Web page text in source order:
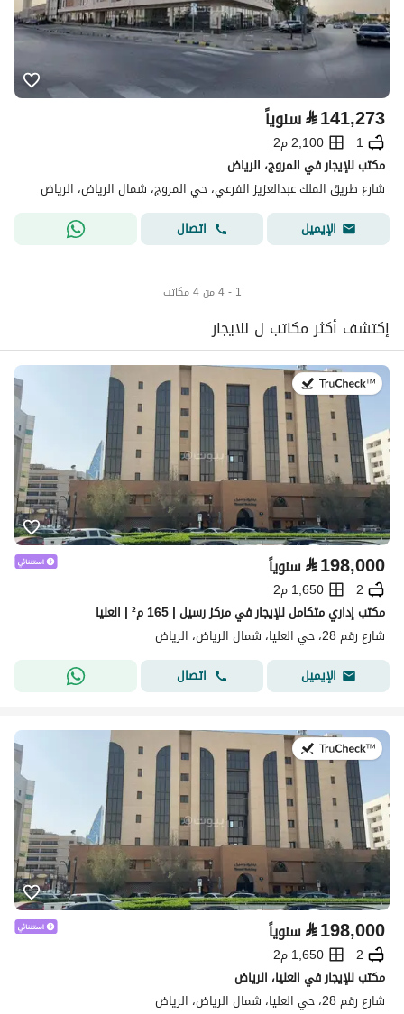
⃁141,273 سنوياً
1
2,100 م2
مكتب للإيجار في المروج، الرياض
شارع طريق الملك عبدالعزيز الفرعي، حي المروج، شمال الرياض، الرياض
الإيميل
اتصال
1 - 4 من 4 مكاتب
إكتشف أكثر مكاتب ل للايجار
في:13 يوليو 2026
⃁198,000 سنوياً
2
1,650 م2
مكتب إداري متكامل للإيجار في مركز رسيل | 165 م² | العليا
شارع رقم 28، حي العليا، شمال الرياض، الرياض
الإيميل
اتصال
في:13 يوليو 2026
⃁198,000 سنوياً
2
1,650 م2
مكتب للإيجار في العليا، الرياض
شارع رقم 28، حي العليا، شمال الرياض، الرياض